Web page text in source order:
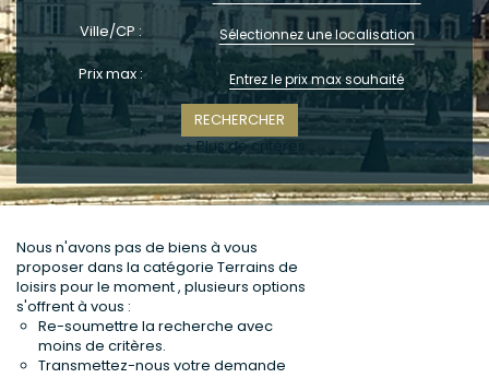
NOTRE AGENCE
ACTUALITÉS
CONTACT
Ville/CP : Sélectionnez une localisation
Prix max :
+ Plus de critères
Nous n'avons pas de biens à vous
proposer dans la catégorie Terrains de
loisirs pour le moment , plusieurs options
s'offrent à vous :
Re-soumettre la recherche avec
moins de critères.
Transmettez-nous votre demande